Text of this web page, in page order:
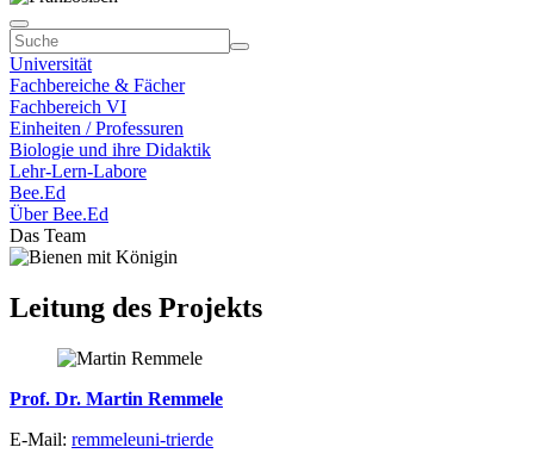
Universität
Fachbereiche & Fächer
Fachbereich VI
Einheiten / Professuren
Biologie und ihre Didaktik
Lehr-Lern-Labore
Bee.Ed
Über Bee.Ed
Das Team
Leitung des Projekts
Prof. Dr. Martin Remmele
E-Mail: remmeleuni-trierde